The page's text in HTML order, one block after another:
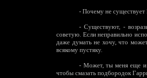
- Почему не
- Существуют, -
советую. Если неправильно
даже думать не хочу, что
всякому пустяку.
- Может, ты меня еще и
чтобы смазать подбородок